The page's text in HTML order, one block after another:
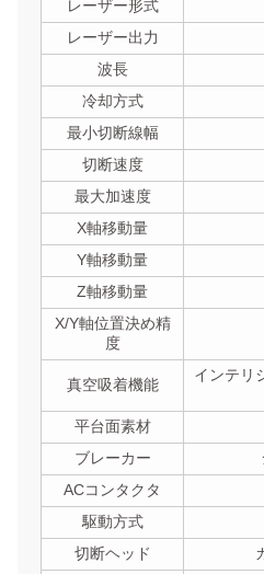
レーザー形式
レーザー出力
波長
冷却方式
最小切断線幅
切断速度
最大加速度
X軸移動量
Y軸移動量
Z軸移動量
X/Y軸位置決め精
度
真空吸着機能
インテリ
平台面素材
ブレーカー
ACコンタクタ
駆動方式
切断ヘッド